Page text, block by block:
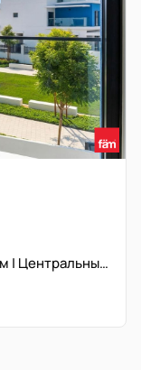
Самый большой сад | Рядом с парком | Центральный узел